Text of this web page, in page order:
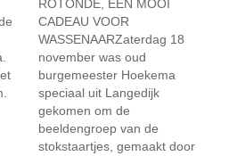
ROTONDE, EEN MOOI
CADEAU VOOR
WASSENAARZaterdag 18
november was oud
burgemeester Hoekema
speciaal uit Langedijk
gekomen om de
beeldengroep van de
stokstaartjes, gemaakt door